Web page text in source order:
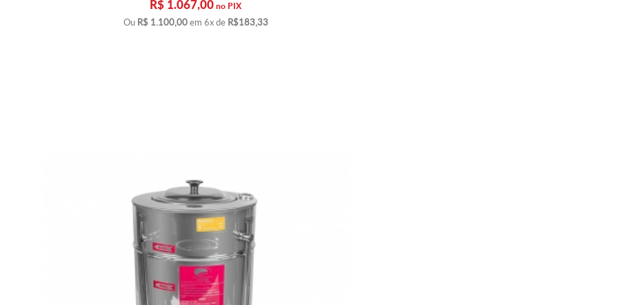
R$ 1.067,00no PIX
Ou R$ 1.100,00em 6x de R$183,33